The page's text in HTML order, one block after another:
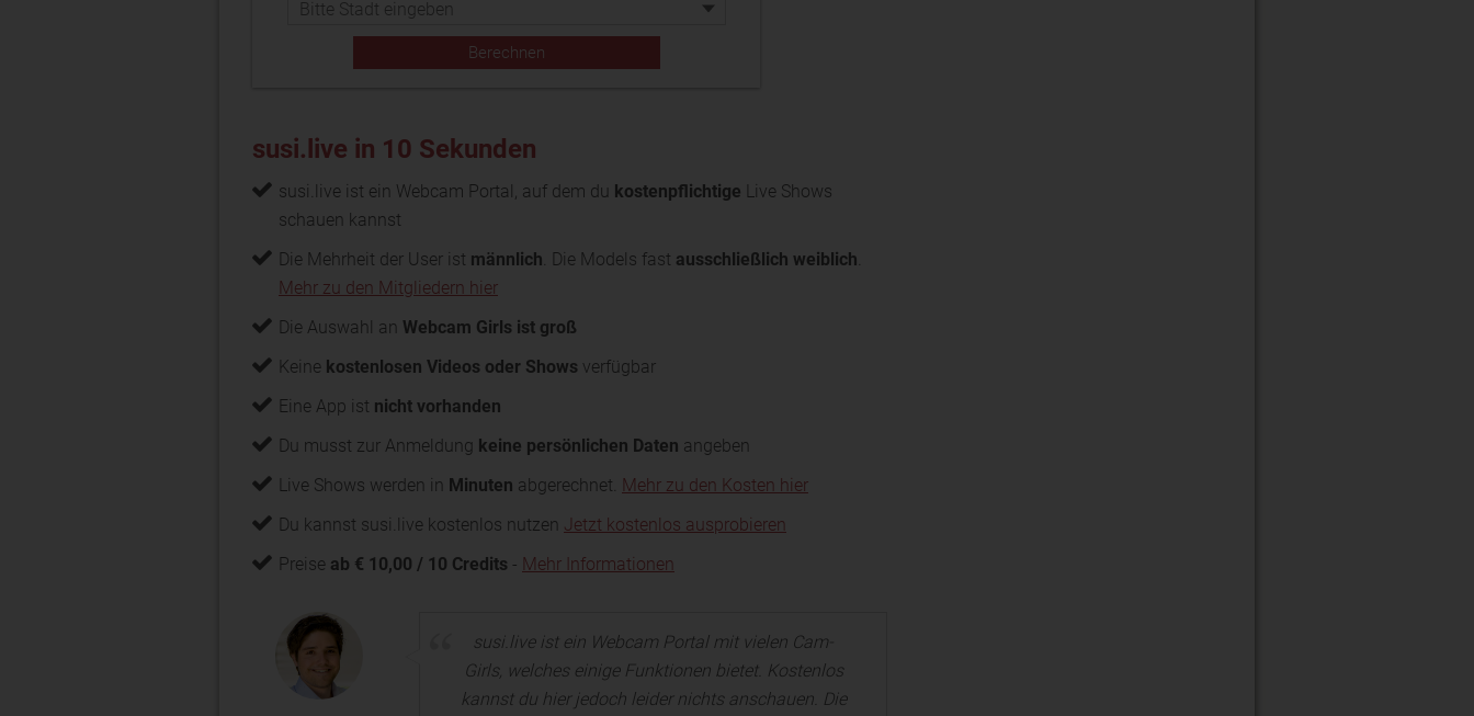
susi.live in 10 Sekunden
susi.live ist ein Webcam Portal, auf dem du kostenpflichtige Live Shows
schauen kannst
Die Mehrheit der User ist männlich. Die Models fast ausschließlich weiblich.
Mehr zu den Mitgliedern hier
Die Auswahl an Webcam Girls ist groß
Keine kostenlosen Videos oder Shows verfügbar
Eine App ist nicht vorhanden
Du musst zur Anmeldung keine persönlichen Daten angeben
Live Shows werden in Minuten abgerechnet. Mehr zu den Kosten hier
Du kannst susi.live kostenlos nutzen Jetzt kostenlos ausprobieren
Preise ab € 10,00 / 10 Credits - Mehr Informationen
susi.live ist ein Webcam Portal mit vielen Cam-
Girls, welches einige Funktionen bietet. Kostenlos
kannst du hier jedoch leider nichts anschauen. Die